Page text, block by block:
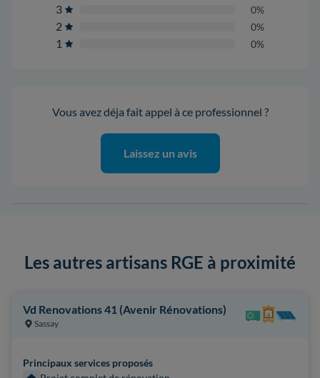
3 0%
2 0%
1 0%
Vous avez déja fait appel à ce professionnel ?
Laissez un avis
Les autres artisans RGE à proximité
Vd Renovations 41 (Avenir Rénovations)
Sassay
Principaux services proposés